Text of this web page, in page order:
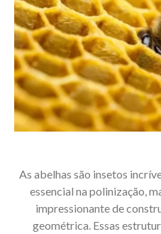
As abelhas são insetos
essencial na polinização,
impressionante de
geométrica. Essas